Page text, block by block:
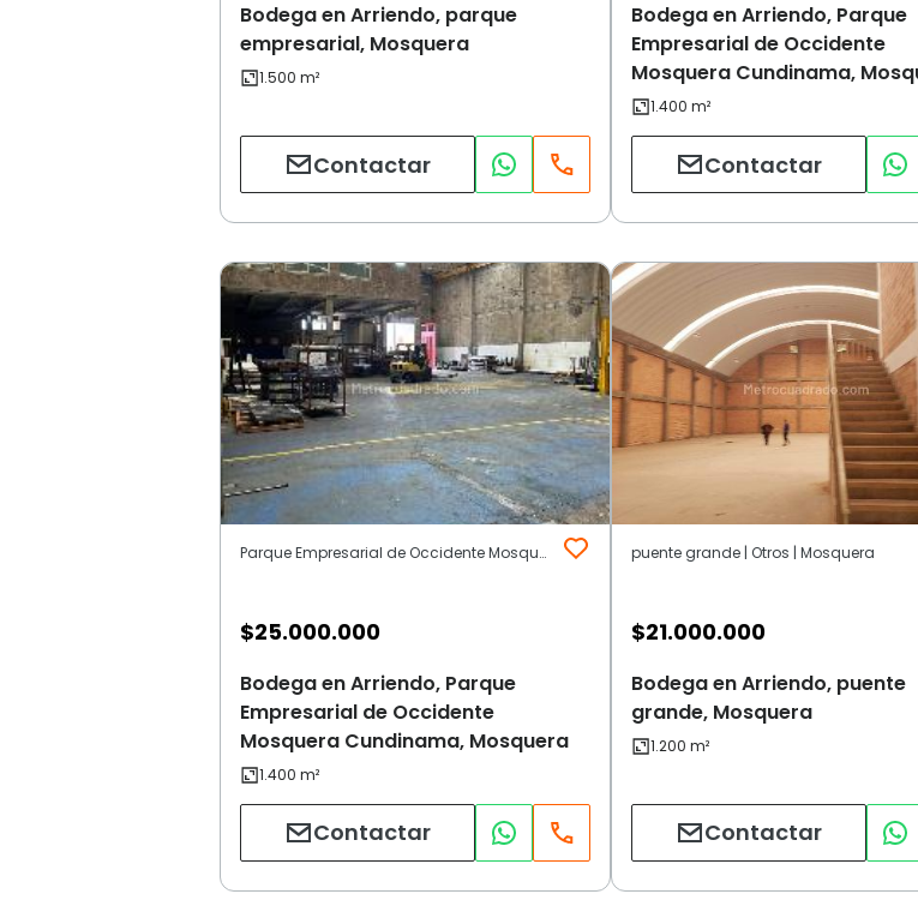
Bodega en Arriendo, parque
empresarial, Mosquera
Contactar
Bodega en Arriendo, Parque
Empresarial de Occidente
Mosquera Cundinama,
Contactar
Parque Empresarial de Occidente Mosquera Cundinama | Otros | Mosquera
$25.000.000
Bodega en Arriendo, Parque
Empresarial de Occidente
Mosquera Cundinama, Mosquera
Contactar
puente grande | Otros | Mosquera
$21.000.000
Bodega en Arriendo, puente
grande, Mosquera
Contactar